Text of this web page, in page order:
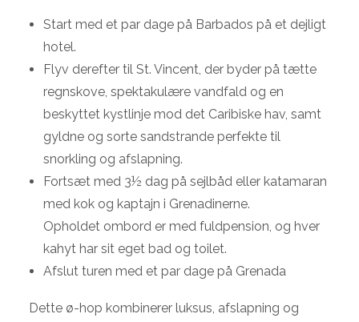
Start med et par dage på Barbados på et dejligt
hotel.
Flyv derefter til St. Vincent, der byder på tætte
regnskove, spektakulære vandfald og en
beskyttet kystlinje mod det Caribiske hav, samt
gyldne og sorte sandstrande perfekte til
snorkling og afslapning.
Fortsæt med 3½ dag på sejlbåd eller katamaran
med kok og kaptajn i Grenadinerne.
Opholdet ombord er med fuldpension, og hver
kahyt har sit eget bad og toilet.
Afslut turen med et par dage på Grenada
Dette ø-hop kombinerer luksus, afslapning og